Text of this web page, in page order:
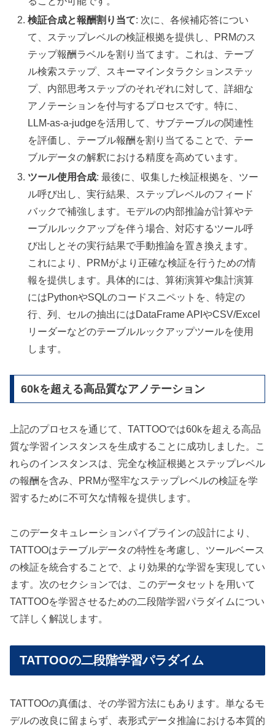
検証合成と報酬割り当て: 次に、各候補応答につい
て、ステップレベルの検証根拠を提供し、PRMのス
テップ報酬ラベルを割り当てます。これは、テーブ
ル検索ステップ、スキーマインタラクションステッ
プ、内部思考ステップのそれぞれに対して、詳細な
アノテーションを付与するプロセスです。特に、
LLM-as-a-judgeを活用して、サブテーブルの関連性
を評価し、テーブル報酬を割り当てることで、テー
ブルデータの解釈における精度を高めています。
ツール使用合成: 最後に、収集した検証根拠を、ツー
ル呼び出し、実行結果、ステップレベルのフィード
バックで補強します。モデルの内部推論が計算やテ
ーブルルックアップを伴う場合、対応するツール呼
び出しとその実行結果で手動推論を置き換えます。
これにより、PRMがより正確な検証を行うための情
報を提供します。具体的には、算術演算や集計演算
にはPythonやSQLのコードスニペットを、特定の
行、列、セルの抽出にはDataFrame APIやCSV/Excel
リーダーなどのテーブルルックアップツールを使用
します。
60kを超える高品質なアノテーション
上記のプロセスを通じて、TATTOOでは60kを超える高品
質な学習インスタンスを生成することに成功しました。こ
れらのインスタンスは、完全な検証根拠とステップレベル
の報酬を含み、PRMが堅牢なステップレベルの検証を学
習するために不可欠な情報を提供します。
このデータキュレーションパイプラインの設計により、
TATTOOはテーブルデータの特性を考慮し、ツールベース
の検証を統合することで、より効果的な学習を実現してい
ます。次のセクションでは、このデータセットを用いて
TATTOOを学習させるための二段階学習パラダイムについ
て詳しく解説します。
TATTOOの二段階学習パラダイム
TATTOOの真価は、その学習方法にもあります。単なるモ
デルの改良に留まらず、表形式データ推論における本質的